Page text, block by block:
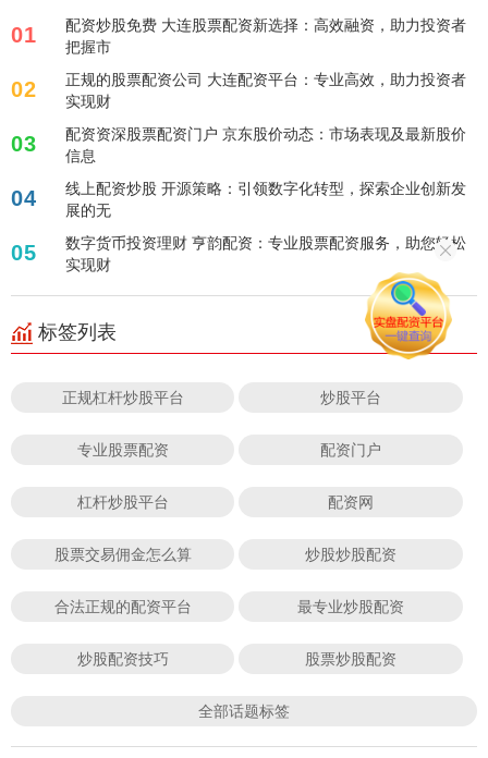
01
配资炒股免费 大连股票配资新选择：高效融资，助力投资者
把握市
02
正规的股票配资公司 大连配资平台：专业高效，助力投资者
实现财
03
配资资深股票配资门户 京东股价动态：市场表现及最新股价
信息
04
线上配资炒股 开源策略：引领数字化转型，探索企业创新发
展的无
05
数字货币投资理财 亨韵配资：专业股票配资服务，助您轻松
实现财
标签列表
正规杠杆炒股平台 炒股平台
专业股票配资 配资门户
杠杆炒股平台 配资网
股票交易佣金怎么算 炒股炒股配资
合法正规的配资平台 最专业炒股配资
炒股配资技巧 股票炒股配资
全部话题标签